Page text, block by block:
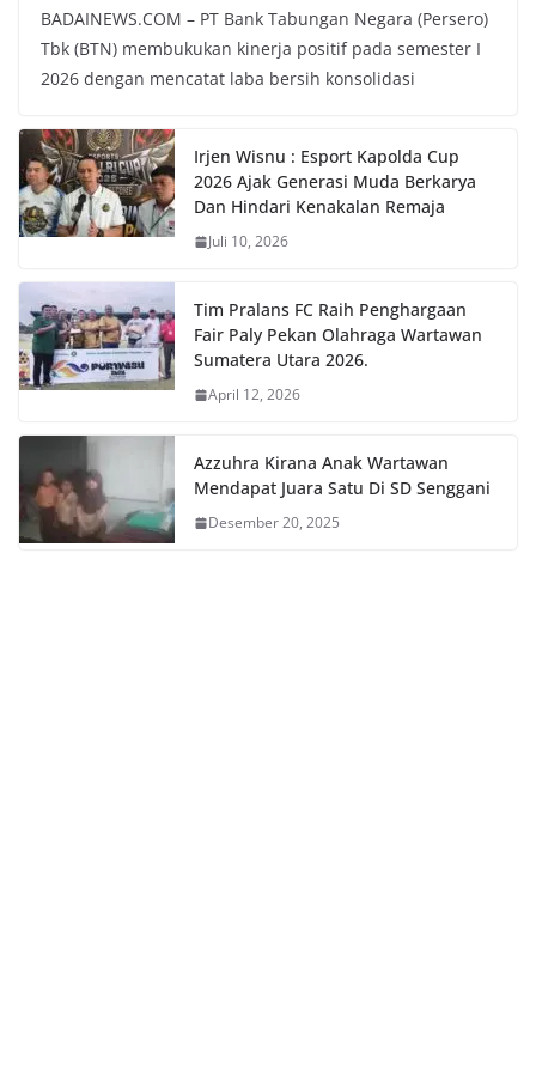
BADAINEWS.COM – PT Bank Tabungan Negara (Persero)
Tbk (BTN) membukukan kinerja positif pada semester I
2026 dengan mencatat laba bersih konsolidasi
Irjen Wisnu : Esport Kapolda Cup
2026 Ajak Generasi Muda Berkarya
Dan Hindari Kenakalan Remaja
Juli 10, 2026
Tim Pralans FC Raih Penghargaan
Fair Paly Pekan Olahraga Wartawan
Sumatera Utara 2026.
April 12, 2026
Azzuhra Kirana Anak Wartawan
Mendapat Juara Satu Di SD Senggani
Desember 20, 2025